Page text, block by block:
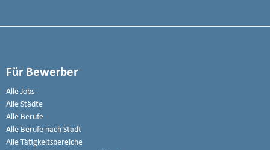
Für Bewerber
Alle Jobs
Alle Städte
Alle Berufe
Alle Berufe nach Stadt
Alle Tätigkeitsbereiche